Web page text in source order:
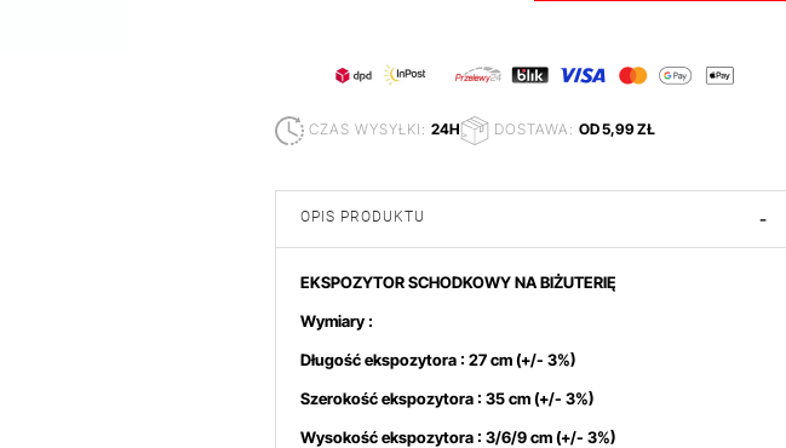
CZAS WYSYŁKI: 24H DOSTAWA: OD 5,99 ZŁ
OPIS PRODUKTU -
EKSPOZYTOR SCHODKOWY NA BIŻUTERIĘ
Wymiary :
Długość ekspozytora : 27 cm (+/- 3%)
Szerokość ekspozytora : 35 cm (+/- 3%)
Wysokość ekspozytora : 3/6/9 cm (+/- 3%)